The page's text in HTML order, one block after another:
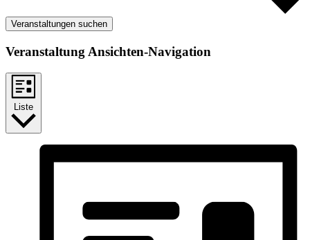
Veranstaltungen suchen
Veranstaltung Ansichten-Navigation
Liste